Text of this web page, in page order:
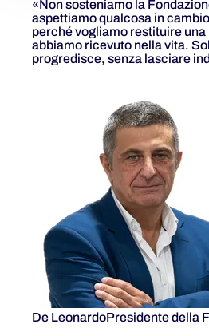
«Non sosteniamo la
aspettiamo qualcosa in
perché vogliamo restituire una
abbiamo ricevuto nella vita.
progredisce, senza lasciare
De LeonardoPresidente della